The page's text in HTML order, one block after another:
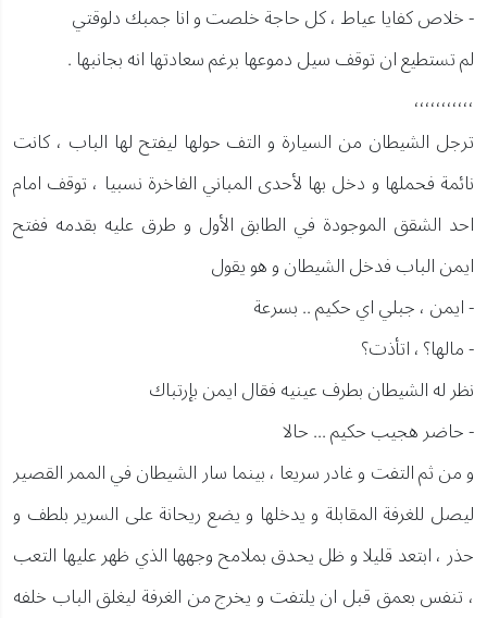
- خلاص كفايا عياط ، كل حاجة خلصت و انا جمبك دلوقتي
لم تستطيع ان توقف سيل دموعها برغم سعادتها انه بجانبها .
،،،،،،،،،،،
ترجل الشيطان من السيارة و التف حولها ليفتح لها الباب ، كانت
نائمة فحملها و دخل بها لأحدى المباني الفاخرة نسبيا ، توقف امام
احد الشقق الموجودة في الطابق الأول و طرق عليه بقدمه ففتح
ايمن الباب فدخل الشيطان و هو يقول
- ايمن ، جبلي اي حكيم .. بسرعة
- مالها؟ ، اتأذت؟
نظر له الشيطان بطرف عينيه فقال ايمن بإرتباك
- حاضر هجيب حكيم ... حالا
و من ثم التفت و غادر سريعا ، بينما سار الشيطان في الممر القصير
ليصل للغرفة المقابلة و يدخلها و يضع ريحانة على السرير بلطف و
حذر ، ابتعد قليلا و ظل يحدق بملامح وجهها الذي ظهر عليها التعب
، تنفس بعمق قبل ان يلتفت و يخرج من الغرفة ليغلق الباب خلفه